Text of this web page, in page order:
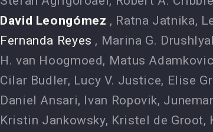
David Leongómez , Ratna Jatnika,
Fernanda Reyes , Marina G.
H. van Hoogmoed, Matus Adamkovic
Cilar Budler, Lucy V. Justice, Elise
Daniel Ansari, Ivan Ropovik,
Kristin Jankowsky, Kristel de Groot,